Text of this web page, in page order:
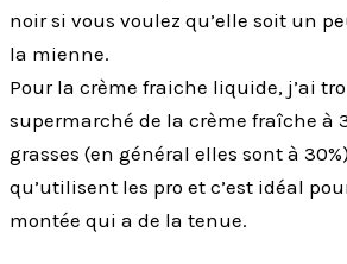
noir si vous voulez qu’elle soit un
la mienne.
Pour la crème fraiche liquide, j’ai
supermarché de la crème fraîche à
grasses (en général elles sont à
qu’utilisent les pro et c’est idéal
montée qui a de la tenue.